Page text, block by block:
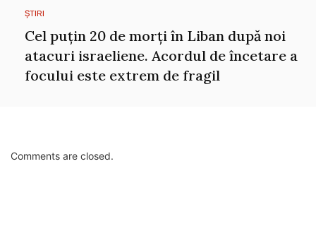
ȘTIRI
Cel puțin 20 de morți în Liban după noi
atacuri israeliene. Acordul de încetare a
focului este extrem de fragil
Comments are closed.